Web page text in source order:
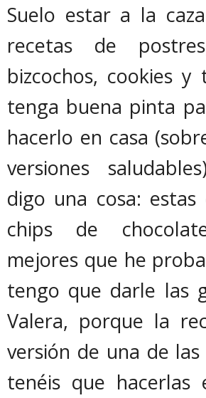
Suelo estar a la
recetas de
bizcochos, cookies
tenga buena pinta
hacerlo en casa
versiones
digo una cosa: estas
chips de
mejores que he
tengo que darle las
Valera, porque la
versión de una de las
tenéis que hacerlas